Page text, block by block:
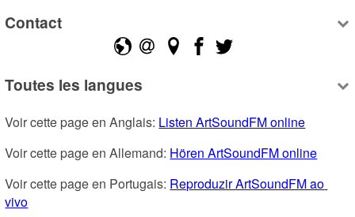
Contact
Toutes les langues
Voir cette page en Anglais: Listen ArtSoundFM online
Voir cette page en Allemand: Hören ArtSoundFM online
Voir cette page en Portugais: Reproduzir ArtSoundFM ao
vivo